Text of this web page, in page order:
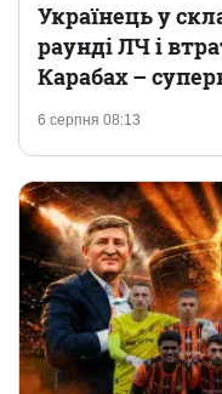
6 серпня 08:13
Українець у
раунді ЛЧ і
Карабах –